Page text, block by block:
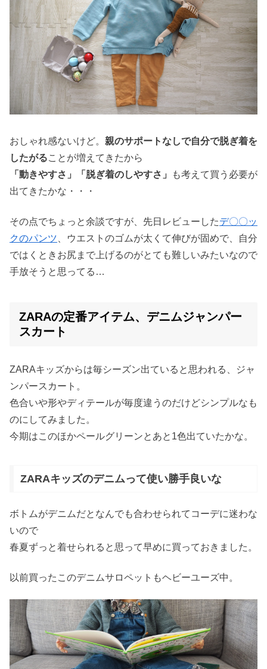
おしゃれ感ないけど。 親のサポートなしで自分で脱ぎ着を
したがることが増えてきたから
「動きやすさ」「脱ぎ着のしやすさ」
も考えて買う必要が
出てきたかな・・・
その点でちょっと余談ですが、先日レビューしたデ〇〇ッ
クのパンツ 、ウエストのゴムが太くて伸びが固めで、自分
ではくときお尻まで上げるのがとても難しいみたいなので
手放そうと思ってる…
ZARAの定番アイテム、デニムジャンパー
スカート
ZARAキッズからは毎シーズン出ていると思われる、ジャ
ンパースカート。
色合いや形やディテールが毎度違うのだけどシンプルなも
のにしてみました。
今期はこのほかペールグリーンとあと1色出ていたかな。
ZARAキッズのデニムって使い勝手良いな
ボトムがデニムだとなんでも合わせられてコーデに迷わな
いので
春夏ずっと着せられると思って早めに買っておきました。
以前買ったこのデニムサロペットもヘビーユーズ中。